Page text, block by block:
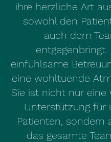
ihre herzliche Art
sowohl den
auch dem
entgegenbringt.
einfühlsame
eine wohltuende
Sie ist nicht nur eine
Unterstützung für
Patienten, sondern
das gesamte